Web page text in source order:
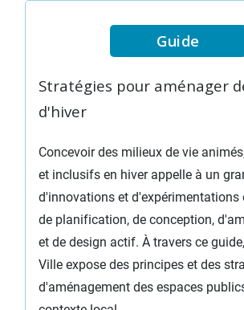
Guide
Stratégies pour aménager
d'hiver
Concevoir des milieux de vie
et inclusifs en hiver appelle à un
d'innovations et d'expérimentations
de planification, de conception,
et de design actif. À travers ce
Ville expose des principes et des
d'aménagement des espaces